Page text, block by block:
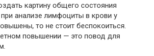
картину общего состояния
анализе лимфоциты в крови у
то не стоит беспокоиться.
повышении — это повод для